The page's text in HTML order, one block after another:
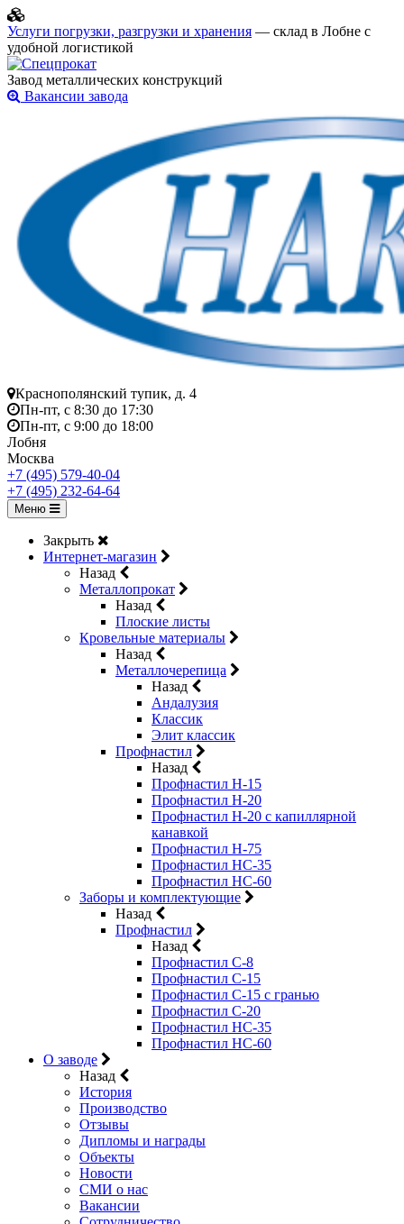
Услуги погрузки, разгрузки и хранения — склад в Лобне с
удобной логистикой
Завод металлических конструкций
Вакансии завода
Краснополянский тупик, д. 4
Пн-пт, с 8:30 до 17:30
Пн-пт, с 9:00 до 18:00
Лобня
Москва
+7 (495) 579-40-04
+7 (495) 232-64-64
Меню
Закрыть
Интернет-магазин
Назад
Металлопрокат
Назад
Плоские листы
Кровельные материалы
Назад
Металлочерепица
Назад
Андалузия
Классик
Элит классик
Профнастил
Назад
Профнастил Н-15
Профнастил Н-20
Профнастил Н-20 с капиллярной
канавкой
Профнастил Н-75
Профнастил НС-35
Профнастил НС-60
Заборы и комплектующие
Назад
Профнастил
Назад
Профнастил С-8
Профнастил С-15
Профнастил C-15 с гранью
Профнастил C-20
Профнастил НС-35
Профнастил НС-60
О заводе
Назад
История
Производство
Отзывы
Дипломы и награды
Объекты
Новости
СМИ о нас
Вакансии